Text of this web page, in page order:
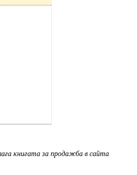
книгата за продажба в сайта